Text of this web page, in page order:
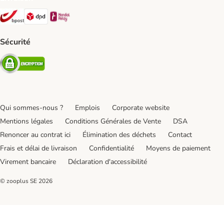
Bpost Shipping Method
DPD Shipping Method
Sécurité
Security
Qui sommes-nous ? Emplois
Corporate website
Mentions légales
Conditions Générales de Vente
DSA
Renoncer au contrat ici
Élimination des déchets
Contact
Frais et délai de livraison
Confidentialité
Moyens de paiement
Virement bancaire
Déclaration d'accessibilité
© zooplus SE 2026